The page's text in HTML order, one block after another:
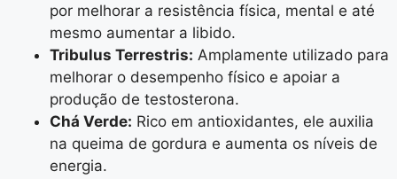
por melhorar a resistência física, mental e até
mesmo aumentar a libido.
Tribulus Terrestris: Amplamente utilizado para
melhorar o desempenho físico e apoiar a
produção de testosterona.
Chá Verde: Rico em antioxidantes, ele auxilia
na queima de gordura e aumenta os níveis de
energia.